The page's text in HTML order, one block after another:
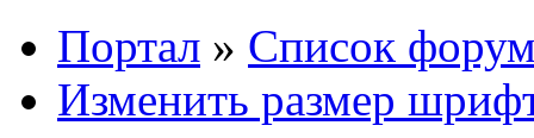
Портал » Список
Изменить размер